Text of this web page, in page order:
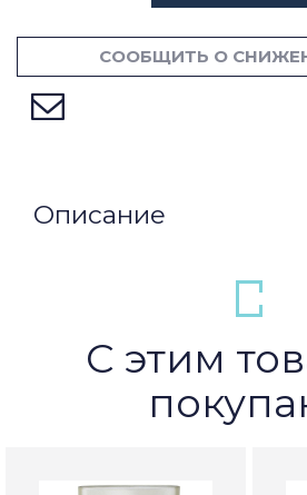
СООБЩИТЬ О
Описание
С этим